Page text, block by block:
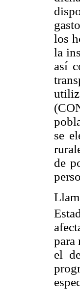
los
la
así
se
de
para
el